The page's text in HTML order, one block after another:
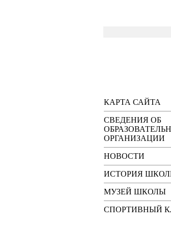
КАРТА САЙТА
СВЕДЕНИЯ ОБ
ОРГАНИЗАЦИИ
НОВОСТИ
ИСТОРИЯ
МУЗЕЙ ШКОЛЫ
СПОРТИВНЫЙ